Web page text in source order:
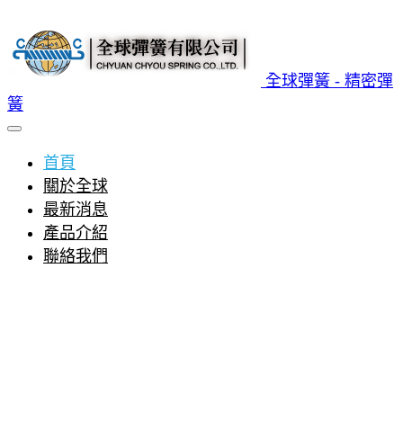
全球彈簧 - 精密彈
簧
首頁
關於全球
最新消息
產品介紹
聯絡我們